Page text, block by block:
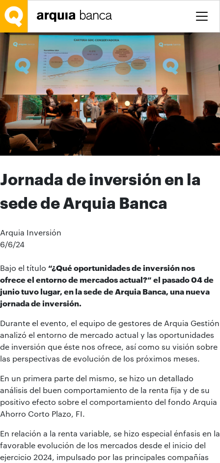
Saltar al contenido principal
Jornada de inversión en la
sede de Arquia Banca
Arquia Inversión
6/6/24
Bajo el título “¿Qué oportunidades de inversión nos
ofrece el entorno de mercados actual?” el pasado 04 de
junio tuvo lugar, en la sede de Arquia Banca, una nueva
jornada de inversión.
Durante el evento, el equipo de gestores de Arquia Gestión
analizó el entorno de mercado actual y las oportunidades
de inversión que éste nos ofrece, así como su visión sobre
las perspectivas de evolución de los próximos meses.
En un primera parte del mismo, se hizo un detallado
análisis del buen comportamiento de la renta fija y de su
positivo efecto sobre el comportamiento del fondo Arquia
Ahorro Corto Plazo, FI.
En relación a la renta variable, se hizo especial énfasis en la
favorable evolución de los mercados desde el inicio del
ejercicio 2024, impulsado por las principales compañías